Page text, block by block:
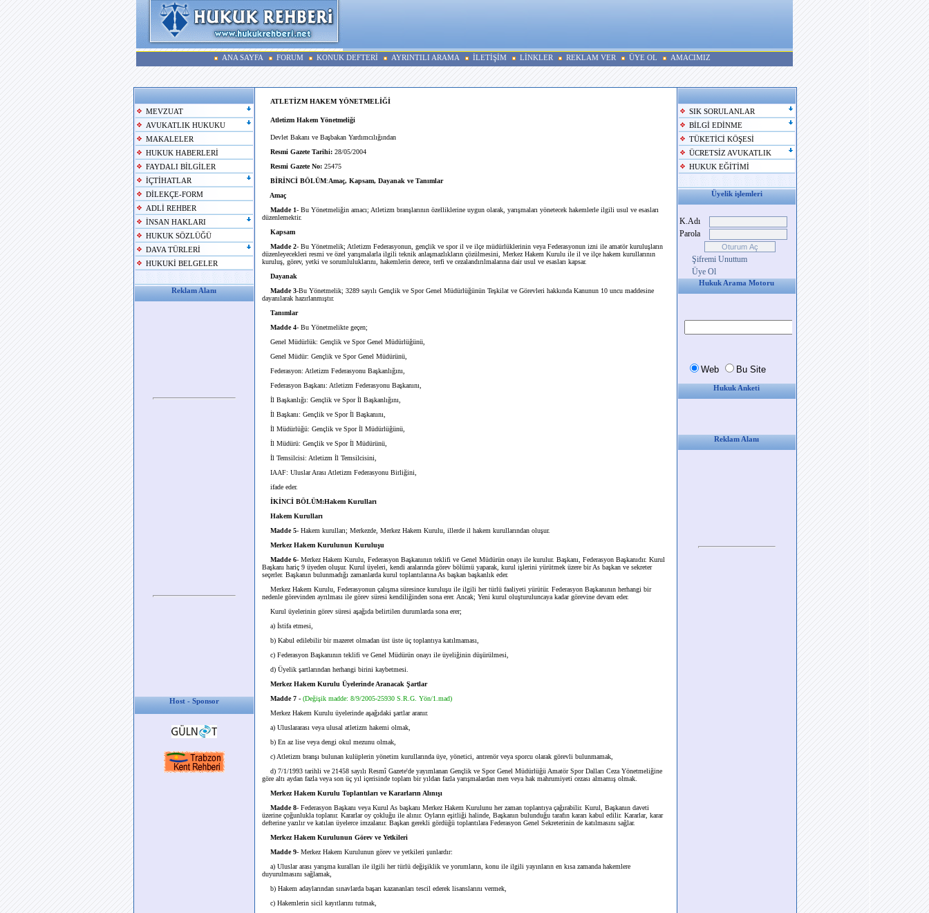
ANA SAYFA FORUM KONUK DEFTERİ AYRINTILI ARAMA İLETİŞİM LİNKLER REKLAM VER ÜYE OL AMACIMIZ
MEVZUAT
AVUKATLIK HUKUKU
MAKALELER
HUKUK HABERLERİ
FAYDALI BİLGİLER
İÇTİHATLAR
DİLEKÇE-FORM
ADLİ REHBER
İNSAN HAKLARI
HUKUK SÖZLÜĞÜ
DAVA TÜRLERİ
HUKUKİ BELGELER
Reklam Alanı
Host - Sponsor
ATLETİZM HAKEM YÖNETMELİĞİ
Atletizm Hakem Yönetmeliği
Devlet Bakanı ve Başbakan Yardımcılığından
Resmi Gazete Tarihi: 28/05/2004
Resmi Gazete No: 25475
BİRİNCİ BÖLÜM:Amaç, Kapsam, Dayanak ve Tanımlar
Amaç
Madde 1- Bu Yönetmeliğin amacı; Atletizm branşlarının özelliklerine uygun olarak, yarışmaları yönetecek hakemlerle ilgili usul ve esasları
düzenlemektir.
Kapsam
Madde 2- Bu Yönetmelik; Atletizm Federasyonun, gençlik ve spor il ve ilçe müdürlüklerinin veya Federasyonun izni ile amatör kuruluşların
düzenleyecekleri resmi ve özel yarışmalarla ilgili teknik anlaşmazlıkların çözülmesini, Merkez Hakem Kurulu ile il ve ilçe hakem kurullarının
kuruluş, görev, yetki ve sorumluluklarını, hakemlerin derece, terfi ve cezalandırılmalarına dair usul ve esasları kapsar.
Dayanak
Madde 3-Bu Yönetmelik; 3289 sayılı Gençlik ve Spor Genel Müdürlüğünün Teşkilat ve Görevleri hakkında Kanunun 10 uncu maddesine
dayanılarak hazırlanmıştır.
Tanımlar
Madde 4- Bu Yönetmelikte geçen;
Genel Müdürlük: Gençlik ve Spor Genel Müdürlüğünü,
Genel Müdür: Gençlik ve Spor Genel Müdürünü,
Federasyon: Atletizm Federasyonu Başkanlığını,
Federasyon Başkanı: Atletizm Federasyonu Başkanını,
İl Başkanlığı: Gençlik ve Spor İl Başkanlığını,
İl Başkanı: Gençlik ve Spor İl Başkanını,
İl Müdürlüğü: Gençlik ve Spor İl Müdürlüğünü,
İl Müdürü: Gençlik ve Spor İl Müdürünü,
İl Temsilcisi: Atletizm İl Temsilcisini,
IAAF: Uluslar Arası Atletizm Federasyonu Birliğini,
ifade eder.
İKİNCİ BÖLÜM:Hakem Kurulları
Hakem Kurulları
Madde 5- Hakem kurulları; Merkezde, Merkez Hakem Kurulu, illerde il hakem kurullarından oluşur.
Merkez Hakem Kurulunun Kuruluşu
Madde 6- Merkez Hakem Kurulu, Federasyon Başkanının teklifi ve Genel Müdürün onayı ile kurulur. Başkanı, Federasyon Başkanıdır. Kurul
Başkanı hariç 9 üyeden oluşur. Kurul üyeleri, kendi aralarında görev bölümü yaparak, kurul işlerini yürütmek üzere bir As başkan ve sekreter
seçerler. Başkanın bulunmadığı zamanlarda kurul toplantılarına As başkan başkanlık eder.
Merkez Hakem Kurulu, Federasyonun çalışma süresince kuruluşu ile ilgili her türlü faaliyeti yürütür. Federasyon Başkanının herhangi bir
nedenle görevinden ayrılması ile görev süresi kendiliğinden sona erer. Ancak; Yeni kurul oluşturuluncaya kadar görevine devam eder.
Kurul üyelerinin görev süresi aşağıda belirtilen durumlarda sona erer;
a) İstifa etmesi,
b) Kabul edilebilir bir mazeret olmadan üst üste üç toplantıya katılmaması,
c) Federasyon Başkanının teklifi ve Genel Müdürün onayı ile üyeliğinin düşürülmesi,
d) Üyelik şartlarından herhangi birini kaybetmesi.
Merkez Hakem Kurulu Üyelerinde Aranacak Şartlar
Madde 7 - (Değişik madde: 8/9/2005-25930 S.R.G. Yön/1.mad)
Merkez Hakem Kurulu üyelerinde aşağıdaki şartlar aranır.
a) Uluslararası veya ulusal atletizm hakemi olmak,
b) En az lise veya dengi okul mezunu olmak,
c) Atletizm branşı bulunan kulüplerin yönetim kurullarında üye, yönetici, antrenör veya sporcu olarak görevli bulunmamak,
d) 7/1/1993 tarihli ve 21458 sayılı Resmî Gazete'de yayımlanan Gençlik ve Spor Genel Müdürlüğü Amatör Spor Dalları Ceza Yönetmeliğine
göre altı aydan fazla veya son üç yıl içerisinde toplam bir yıldan fazla yarışmalardan men veya hak mahrumiyeti cezası almamış olmak.
Merkez Hakem Kurulu Toplantıları ve Kararların Alınışı
Madde 8- Federasyon Başkanı veya Kurul As başkanı Merkez Hakem Kurulunu her zaman toplantıya çağırabilir. Kurul, Başkanın daveti
üzerine çoğunlukla toplanır. Kararlar oy çokluğu ile alınır. Oyların eşitliği halinde, Başkanın bulunduğu tarafın kararı kabul edilir. Kararlar, karar
defterine yazılır ve katılan üyelerce imzalanır. Başkan gerekli gördüğü toplantılara Federasyon Genel Sekreterinin de katılmasını sağlar.
Merkez Hakem Kurulunun Görev ve Yetkileri
Madde 9- Merkez Hakem Kurulunun görev ve yetkileri şunlardır:
a) Uluslar arası yarışma kuralları ile ilgili her türlü değişiklik ve yorumların, konu ile ilgili yayınların en kısa zamanda hakemlere
duyurulmasını sağlamak,
b) Hakem adaylarından sınavlarda başarı kazananları tescil ederek lisanslarını vermek,
c) Hakemlerin sicil kayıtlarını tutmak,
SIK SORULANLAR
BİLGİ EDİNME
TÜKETİCİ KÖŞESİ
ÜCRETSİZ AVUKATLIK
HUKUK EĞİTİMİ
Üyelik işlemleri
K.Adı
Parola
Şifremi Unuttum
Üye Ol
Hukuk Arama Motoru
Hukuk Anketi
Reklam Alanı